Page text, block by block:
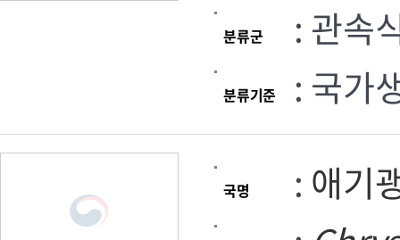
분류군 : 관속
분류기준 : 국가
국명 : 애기